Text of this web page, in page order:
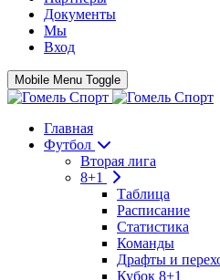
Документы
Мы
Вход
Mobile Menu Toggle
Главная
Футбол
Вторая лига
8+1
Таблица
Расписание
Статистика
Команды
Драфты и
Кубок 8+1